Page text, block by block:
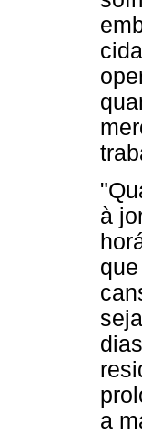
à
a